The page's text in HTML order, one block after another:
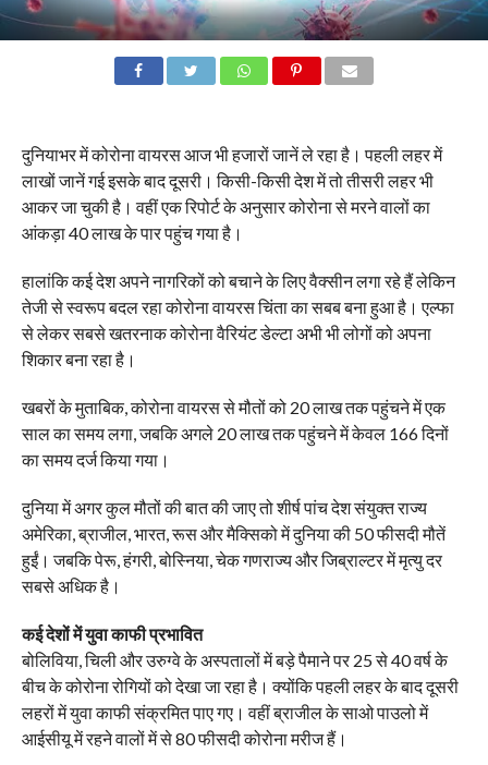
दुनियाभर में कोरोना वायरस आज भी हजारों जानें ले रहा है। पहली लहर में
लाखों जानें गई इसके बाद दूसरी। किसी-किसी देश में तो तीसरी लहर भी
आकर जा चुकी है। वहीं एक रिपोर्ट के अनुसार कोरोना से मरने वालों का
आंकड़ा 40 लाख के पार पहुंच गया है।
हालांकि कई देश अपने नागरिकों को बचाने के लिए वैक्सीन लगा रहे हैं लेकिन
तेजी से स्वरूप बदल रहा कोरोना वायरस चिंता का सबब बना हुआ है। एल्फा
से लेकर सबसे खतरनाक कोरोना वैरियंट डेल्टा अभी भी लोगों को अपना
शिकार बना रहा है।
खबरों के मुताबिक, कोरोना वायरस से मौतों को 20 लाख तक पहुंचने में एक
साल का समय लगा, जबकि अगले 20 लाख तक पहुंचने में केवल 166 दिनों
का समय दर्ज किया गया।
दुनिया में अगर कुल मौतों की बात की जाए तो शीर्ष पांच देश संयुक्त राज्य
अमेरिका, ब्राजील, भारत, रूस और मैक्सिको में दुनिया की 50 फीसदी मौतें
हुईं। जबकि पेरू, हंगरी, बोस्निया, चेक गणराज्य और जिब्राल्टर में मृत्यु दर
सबसे अधिक है।
कई देशों में युवा काफी प्रभावित
बोलिविया, चिली और उरुग्वे के अस्पतालों में बड़े पैमाने पर 25 से 40 वर्ष के
बीच के कोरोना रोगियों को देखा जा रहा है। क्योंकि पहली लहर के बाद दूसरी
लहरों में युवा काफी संक्रमित पाए गए। वहीं ब्राजील के साओ पाउलो में
आईसीयू में रहने वालों में से 80 फीसदी कोरोना मरीज हैं।